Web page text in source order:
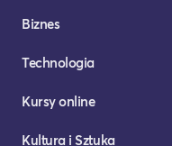
Biznes
Technologia
Kursy online
Kultura i Sztuka